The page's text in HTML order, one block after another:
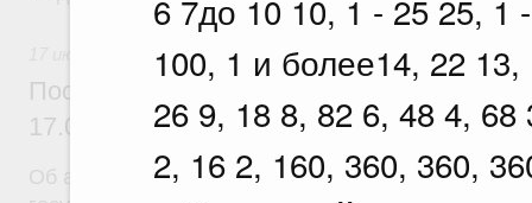
6 7до 10 10, 1 - 25 25, 1
100, 1 и более14, 22
26 9, 18 8, 82 6, 48 4,
2, 16 2, 160, 360, 360,
Постановление Правительства
17.07.2026 г. № 901
Об авансировании